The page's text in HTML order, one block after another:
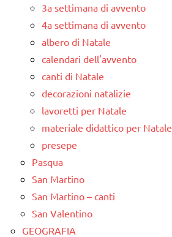
3a settimana di avvento
4a settimana di avvento
albero di Natale
calendari dell'avvento
canti di Natale
decorazioni natalizie
lavoretti per Natale
materiale didattico per Natale
presepe
Pasqua
San Martino
San Martino – canti
San Valentino
GEOGRAFIA